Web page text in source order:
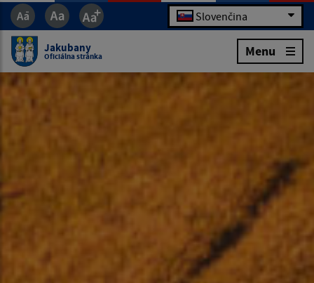
Slovenčina
Jakubany
Oficiálna stránka Menu